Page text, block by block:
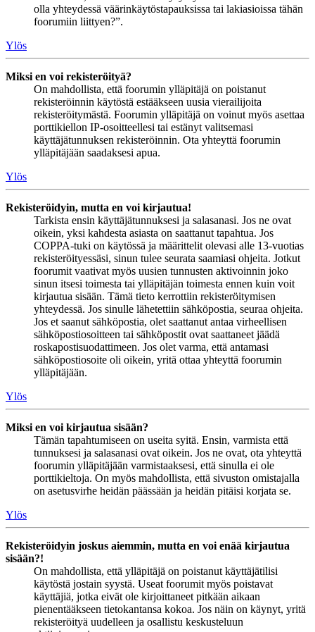
olla yhteydessä väärinkäytöstapauksissa tai lakiasioissa tähän
foorumiin liittyen?”.
Ylös
Miksi en voi rekisteröityä?
On mahdollista, että foorumin ylläpitäjä on poistanut
rekisteröinnin käytöstä estääkseen uusia vierailijoita
rekisteröitymästä. Foorumin ylläpitäjä on voinut myös asettaa
porttikiellon IP-osoitteellesi tai estänyt valitsemasi
käyttäjätunnuksen rekisteröinnin. Ota yhteyttä foorumin
ylläpitäjään saadaksesi apua.
Ylös
Rekisteröidyin, mutta en voi kirjautua!
Tarkista ensin käyttäjätunnuksesi ja salasanasi. Jos ne ovat
oikein, yksi kahdesta asiasta on saattanut tapahtua. Jos
COPPA-tuki on käytössä ja määrittelit olevasi alle 13-vuotias
rekisteröityessäsi, sinun tulee seurata saamiasi ohjeita. Jotkut
foorumit vaativat myös uusien tunnusten aktivoinnin joko
sinun itsesi toimesta tai ylläpitäjän toimesta ennen kuin voit
kirjautua sisään. Tämä tieto kerrottiin rekisteröitymisen
yhteydessä. Jos sinulle lähetettiin sähköpostia, seuraa ohjeita.
Jos et saanut sähköpostia, olet saattanut antaa virheellisen
sähköpostiosoitteen tai sähköpostit ovat saattaneet jäädä
roskapostisuodattimeen. Jos olet varma, että antamasi
sähköpostiosoite oli oikein, yritä ottaa yhteyttä foorumin
ylläpitäjään.
Ylös
Miksi en voi kirjautua sisään?
Tämän tapahtumiseen on useita syitä. Ensin, varmista että
tunnuksesi ja salasanasi ovat oikein. Jos ne ovat, ota yhteyttä
foorumin ylläpitäjään varmistaaksesi, että sinulla ei ole
porttikieltoja. On myös mahdollista, että sivuston omistajalla
on asetusvirhe heidän päässään ja heidän pitäisi korjata se.
Ylös
Rekisteröidyin joskus aiemmin, mutta en voi enää kirjautua
sisään?!
On mahdollista, että ylläpitäjä on poistanut käyttäjätilisi
käytöstä jostain syystä. Useat foorumit myös poistavat
käyttäjiä, jotka eivät ole kirjoittaneet pitkään aikaan
pienentääkseen tietokantansa kokoa. Jos näin on käynyt, yritä
rekisteröityä uudelleen ja osallistu keskusteluun